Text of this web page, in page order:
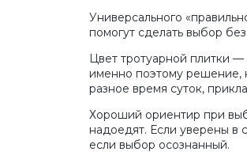
Универсального
помогут сделать выбор
Цвет тротуарной плитки
именно поэтому решение,
разное время суток,
Хороший ориентир при
надоедят. Если уверены в
если выбор осознанный.